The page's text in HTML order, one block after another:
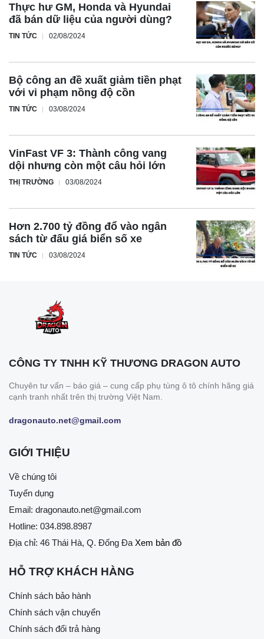
Thực hư GM, Honda và Hyundai
đã bán dữ liệu của người dùng?
TIN TỨC 02/08/2024
Bộ công an đề xuất giảm tiền phạt
với vi phạm nồng độ cồn
TIN TỨC 03/08/2024
VinFast VF 3: Thành công vang
dội nhưng còn một câu hỏi lớn
THỊ TRƯỜNG 03/08/2024
Hơn 2.700 tỷ đồng đổ vào ngân
sách từ đấu giá biển số xe
TIN TỨC 03/08/2024
CÔNG TY TNHH KỸ THƯƠNG DRAGON AUTO
Chuyên tư vấn – báo giá – cung cấp phụ tùng ô tô chính hãng giá
cạnh tranh nhất trên thị trường Việt Nam.
dragonauto.net@gmail.com
GIỚI THIỆU
Về chúng tôi
Tuyển dụng
Email: dragonauto.net@gmail.com
Hotline: 034.898.8987
Địa chỉ: 46 Thái Hà, Q. Đống Đa Xem bản đồ
HỖ TRỢ KHÁCH HÀNG
Chính sách bảo hành
Chính sách vận chuyển
Chính sách đổi trả hàng